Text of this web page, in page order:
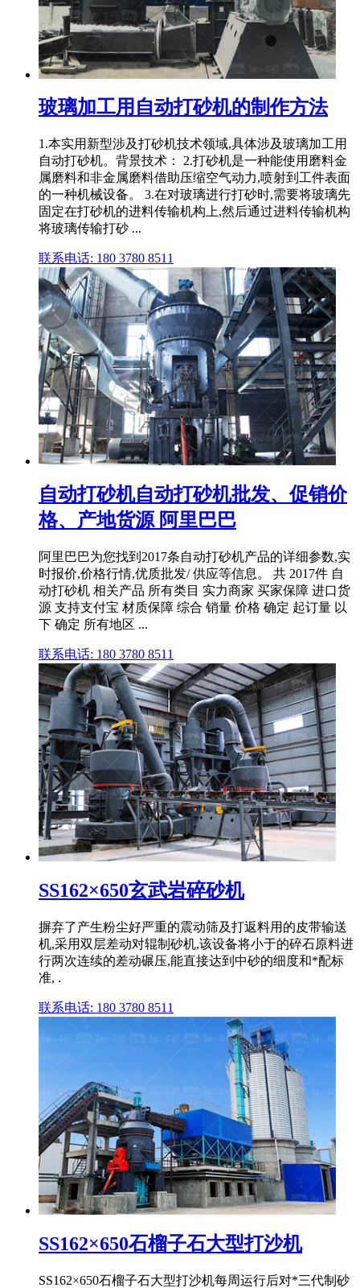
玻璃加工用自动打砂机的制作方法
1.本实用新型涉及打砂机技术领域,具体涉及玻璃加工用
自动打砂机。背景技术： 2.打砂机是一种能使用磨料金
属磨料和非金属磨料借助压缩空气动力,喷射到工件表面
的一种机械设备。 3.在对玻璃进行打砂时,需要将玻璃先
固定在打砂机的进料传输机构上,然后通过进料传输机构
将玻璃传输打砂 ...
联系电话: 180 3780 8511
自动打砂机自动打砂机批发、促销价
格、产地货源 阿里巴巴
阿里巴巴为您找到2017条自动打砂机产品的详细参数,实
时报价,价格行情,优质批发/ 供应等信息。 共 2017件 自
动打砂机 相关产品 所有类目 实力商家 买家保障 进口货
源 支持支付宝 材质保障 综合 销量 价格 确定 起订量 以
下 确定 所有地区 ...
联系电话: 180 3780 8511
SS162×650玄武岩碎砂机
摒弃了产生粉尘好严重的震动筛及打返料用的皮带输送
机,采用双层差动对辊制砂机,该设备将小于的碎石原料进
行两次连续的差动碾压,能直接达到中砂的细度和*配标
准, .
联系电话: 180 3780 8511
SS162×650石榴子石大型打沙机
SS162×650石榴子石大型打沙机每周运行后对*三代制砂